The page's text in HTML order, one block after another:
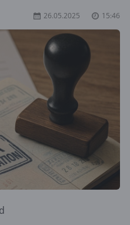
26.05.2025 15:46